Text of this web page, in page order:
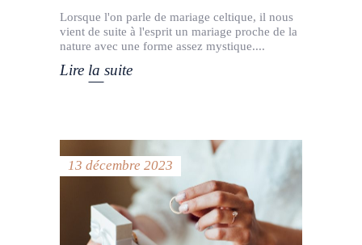
Lorsque l'on parle de mariage celtique, il nous
vient de suite à l'esprit un mariage proche de la
nature avec une forme assez mystique.
Lire la suite
13 décembre 2023